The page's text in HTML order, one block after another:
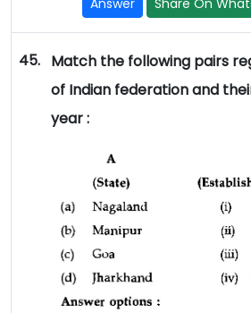
Answer Share On
45. Match the following pairs
of Indian federation and
year :